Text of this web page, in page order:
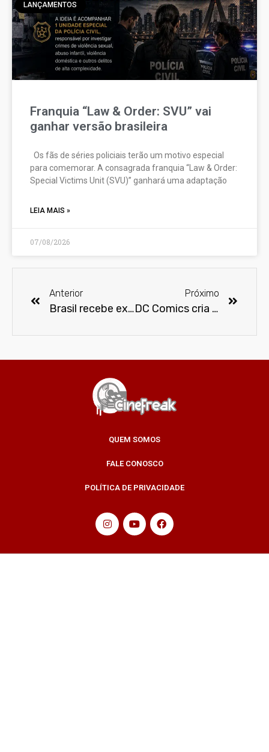
LANÇAMENTOS
Franquia “Law & Order: SVU” vai
ganhar versão brasileira
Os fãs de séries policiais terão um motivo especial
para comemorar. A consagrada franquia “Law & Order:
Special Victims Unit (SVU)” ganhará uma adaptação
LEIA MAIS »
07/08/2026
Anterior
Brasil recebe exposição Pixar: 25 Anos de Animação
Próximo
DC Comics cria evento global para estipular recorde
QUEM SOMOS
FALE CONOSCO
POLÍTICA DE PRIVACIDADE